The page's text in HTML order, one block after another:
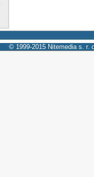
© 1999-2015 Nitemedia s. r.